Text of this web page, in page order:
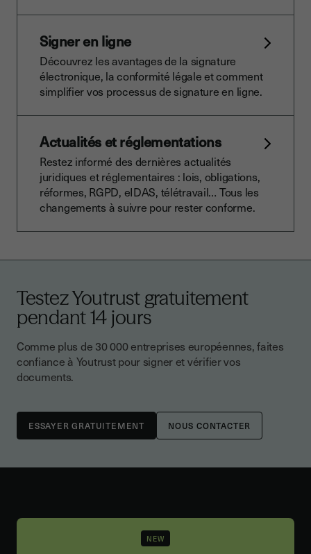
Signer en ligne
Découvrez les avantages de la signature
électronique, la conformité légale et comment
simplifier vos processus de signature en ligne.
Actualités et réglementations
Restez informé des dernières actualités
juridiques et réglementaires : lois, obligations,
réformes, RGPD, eIDAS, télétravail… Tous les
changements à suivre pour rester conforme.
Testez Youtrust gratuitement
pendant 14 jours
Comme plus de 30 000 entreprises européennes, faites
confiance à Youtrust pour signer et vérifier vos
documents.
NOUS CONTACTER
NEW